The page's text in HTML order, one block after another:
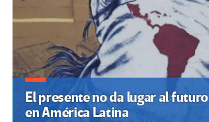
El presente no da lugar al futuro
en América Latina